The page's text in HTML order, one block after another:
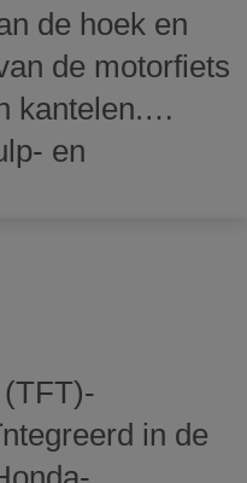
de hoek en
de motorfiets
kantelen.
en
bochten-
in de